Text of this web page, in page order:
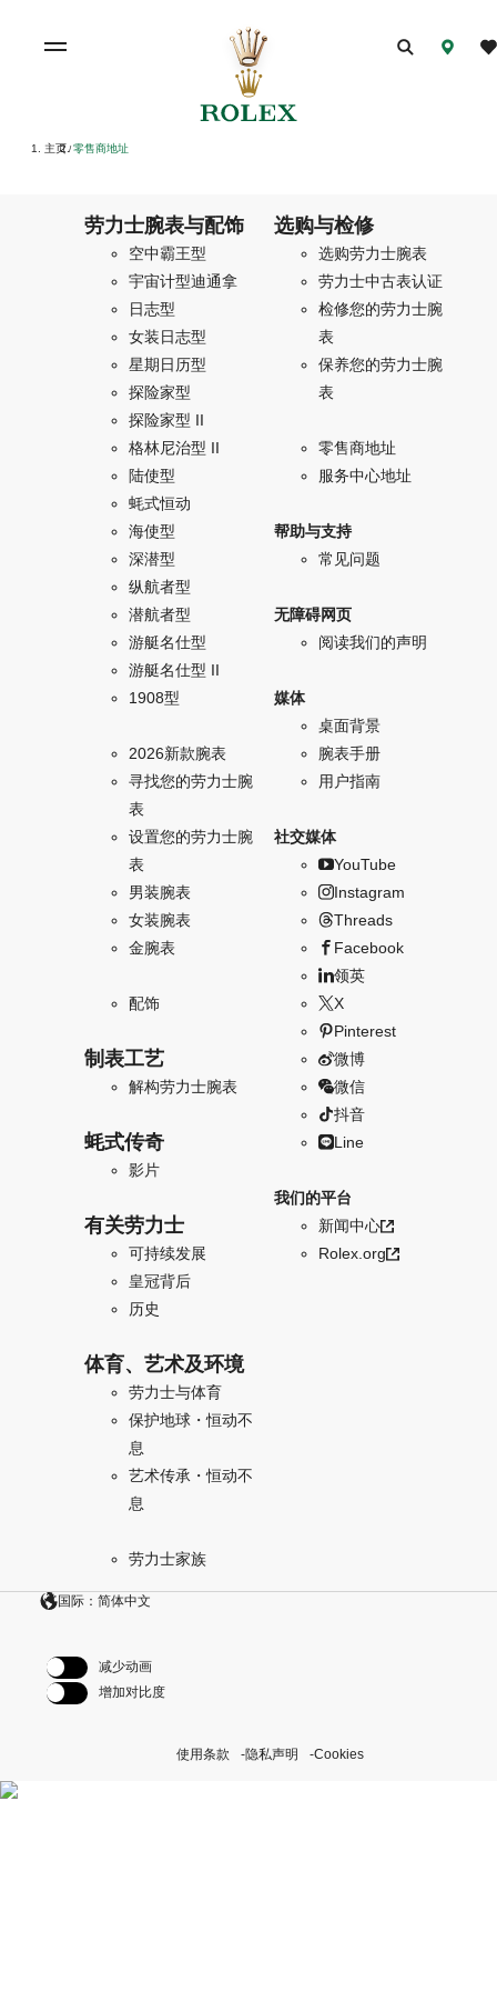
主页/ 零售商地址
劳力士腕表与配饰
空中霸王型
宇宙计型迪通拿
日志型
女装日志型
星期日历型
探险家型
探险家型 II
格林尼治型 II
陆使型
蚝式恒动
海使型
深潜型
纵航者型
潜航者型
游艇名仕型
游艇名仕型 II
1908型
2026新款腕表
寻找您的劳力士腕
表
设置您的劳力士腕
表
男装腕表
女装腕表
金腕表
配饰
制表工艺
解构劳力士腕表
蚝式传奇
影片
有关劳力士
可持续发展
皇冠背后
历史
体育、艺术及环境
劳力士与体育
保护地球・恒动不
息
艺术传承・恒动不
息
劳力士家族
选购与检修
选购劳力士腕表
劳力士中古表认证
检修您的劳力士腕
表
保养您的劳力士腕
表
零售商地址
服务中心地址
帮助与支持
常见问题
无障碍网页
阅读我们的声明
媒体
桌面背景
腕表手册
用户指南
社交媒体
YouTube
Instagram
Threads
Facebook
领英
X
Pinterest
微博
微信
抖音
Line
我们的平台
新闻中心
Rolex.org
国际：简体中文
减少动画
增加对比度
使用条款 隐私声明 Cookies